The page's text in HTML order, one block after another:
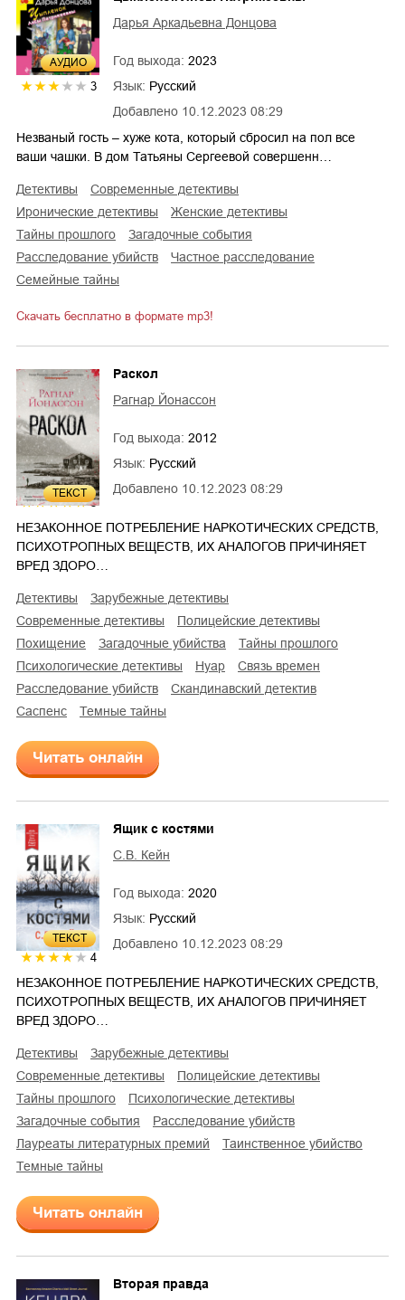
AУДИО
3
Добавлено 10.12.2023 08:29
Дарья Аркадьевна Донцова
Год выхода: 2023
Язык: Русский
Незваный гость – хуже кота, который сбросил на пол все
ваши чашки. В дом Татьяны Сергеевой совершенн…
детективы
современные детективы
иронические детективы
женские детективы
тайны прошлого
загадочные события
расследование убийств
частное расследование
семейные тайны
Скачать бесплатно в формате mp3!
ТЕКСТ
5
Добавлено 10.12.2023 08:29
Раскол
Рагнар Йонассон
Год выхода: 2012
Язык: Русский
НЕЗАКОННОЕ ПОТРЕБЛЕНИЕ НАРКОТИЧЕСКИХ СРЕДСТВ,
ПСИХОТРОПНЫХ ВЕЩЕСТВ, ИХ АНАЛОГОВ ПРИЧИНЯЕТ
ВРЕД ЗДОРО…
детективы
зарубежные детективы
современные детективы
полицейские детективы
похищение
загадочные убийства
тайны прошлого
психологические детективы
нуар
связь времен
расследование убийств
скандинавский детектив
саспенс
темные тайны
Читать онлайн
ТЕКСТ
4
Добавлено 10.12.2023 08:29
Ящик с костями
С.В. Кейн
Год выхода: 2020
Язык: Русский
НЕЗАКОННОЕ ПОТРЕБЛЕНИЕ НАРКОТИЧЕСКИХ СРЕДСТВ,
ПСИХОТРОПНЫХ ВЕЩЕСТВ, ИХ АНАЛОГОВ ПРИЧИНЯЕТ
ВРЕД ЗДОРО…
детективы
зарубежные детективы
современные детективы
полицейские детективы
тайны прошлого
психологические детективы
загадочные события
расследование убийств
лауреаты литературных премий
таинственное убийство
темные тайны
Читать онлайн
Вторая правда